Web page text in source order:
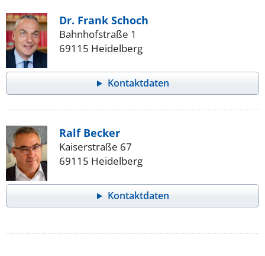
Dr. Frank Schoch
Bahnhofstraße 1
69115 Heidelberg
Kontaktdaten
Ralf Becker
Kaiserstraße 67
69115 Heidelberg
Kontaktdaten